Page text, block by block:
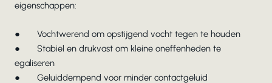
eigenschappen:
● Vochtwerend om opstijgend vocht tegen te houden
● Stabiel en drukvast om kleine oneffenheden te
egaliseren
● Geluiddempend voor minder contactgeluid